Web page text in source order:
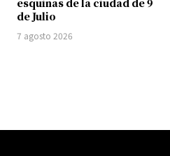
de Julio
7 agosto 2026